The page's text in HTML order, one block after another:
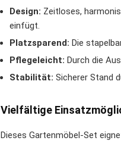
Design: Zeitloses,
einfügt.
Platzsparend: Die
Pflegeleicht: Durch die
Stabilität: Sicherer Stand
Vielfältige
Dieses Gartenmöbel-Set